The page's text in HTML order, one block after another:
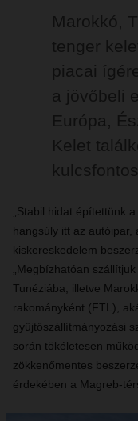
Marokkó,
tenger
piacai
a jövőbeli
Európa,
Kelet
„Stabil hidat építettünk
hangsúly itt az autóipar,
kiskereskedelem
„Megbízhatóan
Tunéziába, illetve
rakományként (FTL),
gyűjtőszállítmányozási
során tökéletesen
zökkenőmentes
érdekében a Magreb-